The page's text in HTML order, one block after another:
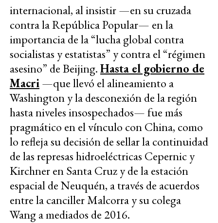
internacional, al insistir —en su cruzada
contra la República Popular— en la
importancia de la “lucha global contra
socialistas y estatistas” y contra el “régimen
asesino” de Beijing.Hasta el gobierno de
Macri—que llevó el alineamiento a
Washington y la desconexión de la región
hasta niveles insospechados— fue más
pragmático en el vínculo con China, como
lo refleja su decisión de sellar la continuidad
de las represas hidroeléctricas Cepernic y
Kirchner en Santa Cruz y de la estación
espacial de Neuquén, a través de acuerdos
entre la canciller Malcorra y su colega
Wang a mediados de 2016.